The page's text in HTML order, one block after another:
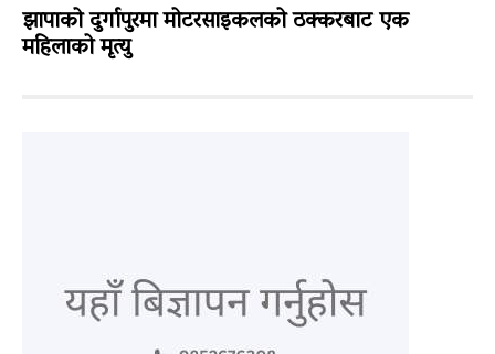
झापाको दुर्गापुरमा मोटरसाइकलको ठक्करबाट एक
महिलाको मृत्यु